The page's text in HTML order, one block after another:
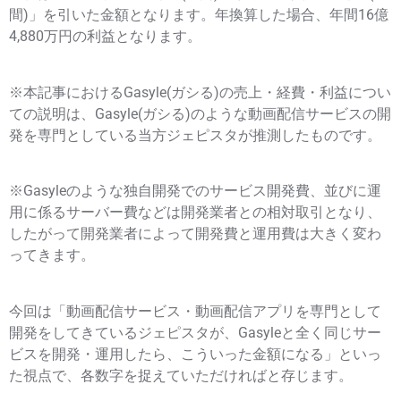
間)」を引いた金額となります。年換算した場合、年間16億
4,880万円の利益となります。
※本記事におけるGasyle(ガシる)の売上・経費・利益につい
ての説明は、Gasyle(ガシる)のような動画配信サービスの開
発を専門としている当方ジェピスタが推測したものです。
※Gasyleのような独自開発でのサービス開発費、並びに運
用に係るサーバー費などは開発業者との相対取引となり、
したがって開発業者によって開発費と運用費は大きく変わ
ってきます。
今回は「動画配信サービス・動画配信アプリを専門として
開発をしてきているジェピスタが、Gasyleと全く同じサー
ビスを開発・運用したら、こういった金額になる」といっ
た視点で、各数字を捉えていただければと存じます。